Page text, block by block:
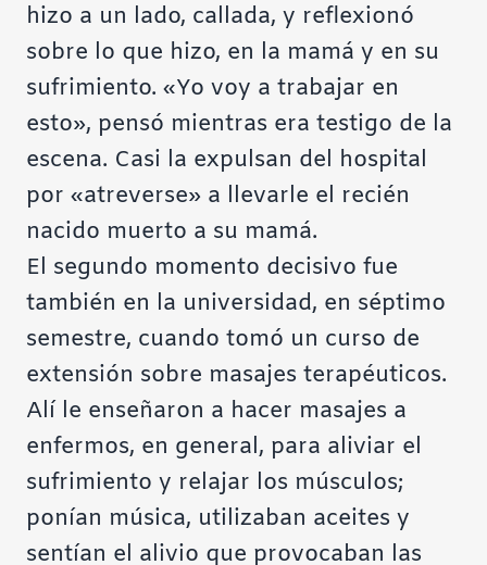
hizo a un lado, callada, y reflexionó
sobre lo que hizo, en la mamá y en su
sufrimiento. «Yo voy a trabajar en
esto», pensó mientras era testigo de la
escena. Casi la expulsan del hospital
por «atreverse» a llevarle el recién
nacido muerto a su mamá.
El segundo momento decisivo fue
también en la universidad, en séptimo
semestre, cuando tomó un curso de
extensión sobre masajes terapéuticos.
Alí le enseñaron a hacer masajes a
enfermos, en general, para aliviar el
sufrimiento y relajar los músculos;
ponían música, utilizaban aceites y
sentían el alivio que provocaban las